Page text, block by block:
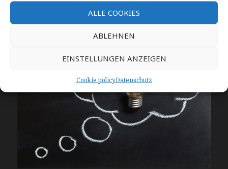
ALLE COOKIES
ABLEHNEN
EINSTELLUNGEN ANZEIGEN
Cookie policyDatenschutz
Gedanke 05